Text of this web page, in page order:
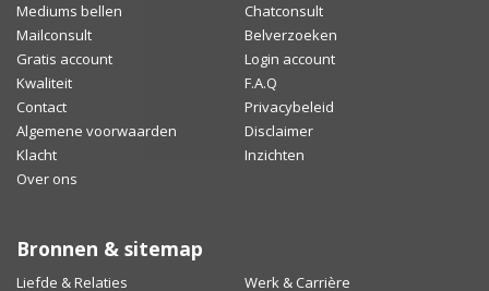
Mediums bellen
Chatconsult
Mailconsult
Belverzoeken
Gratis account
Login account
Kwaliteit
F.A.Q
Contact
Privacybeleid
Algemene voorwaarden
Disclaimer
Klacht
Inzichten
Over ons
Bronnen & sitemap
Liefde & Relaties Werk & Carrière